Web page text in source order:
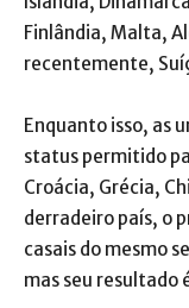
Finlândia, Malta,
recentemente,
Enquanto isso, as
status permitido
Croácia, Grécia,
derradeiro país, o
casais do mesmo
mas seu resultado